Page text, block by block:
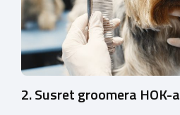
2. Susret groomera HOK-a